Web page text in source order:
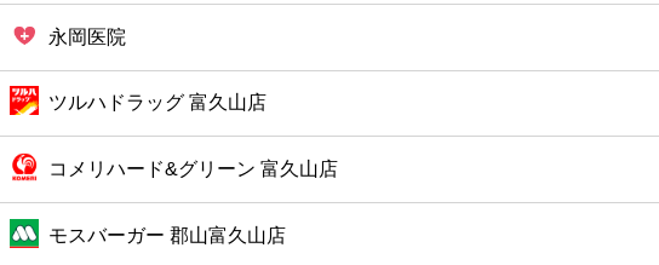
永岡医院
ツルハドラッグ 富久山店
コメリハード&グリーン 富久山店
モスバーガー 郡山富久山店